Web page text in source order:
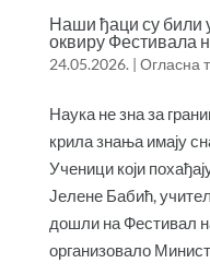
Наши ђаци су били
оквиру Фестивала
24.05.2026. | Огласна
Наука не зна за
крила знања имају
Ученици који
Јелене Бабић,
дошли на Фестивал
организовало